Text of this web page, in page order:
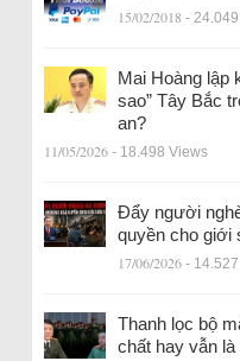
15/02/2018 -
Mai Hoàng lập
sao” Tây Bắc
an?
11/05/2026 - 18.498 Views
Đẩy người
quyền cho giới
17/06/2026 -
Thanh lọc bộ
chất hay vẫn